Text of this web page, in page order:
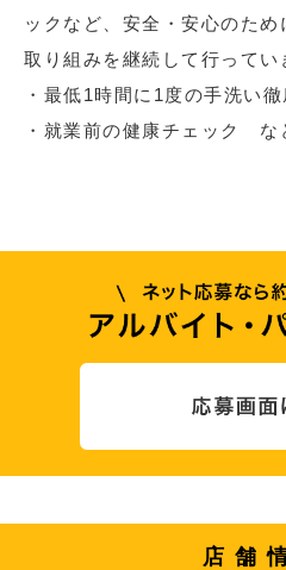
ックなど、安全・安心のた
取り組みを継続して行ってい
・最低1時間に1度の手洗い徹
・就業前の健康チェック な
店舗